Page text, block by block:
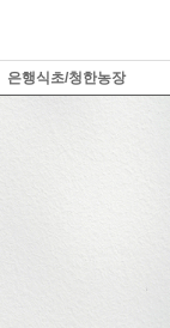
은행식초/청한농장